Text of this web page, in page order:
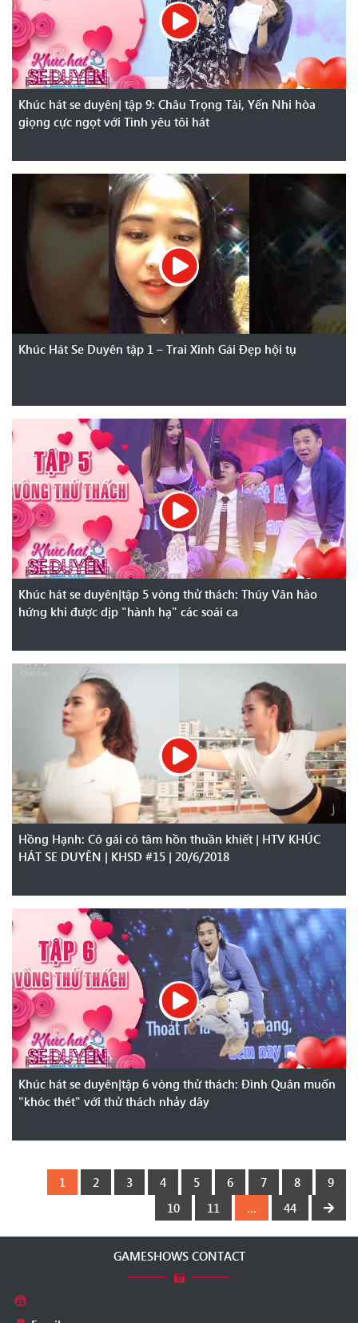
Khúc hát se duyên| tập 9: Châu Trọng Tài, Yến Nhi hòa
giọng cực ngọt với Tình yêu tôi hát
Khúc Hát Se Duyên tập 1 – Trai Xinh Gái Đẹp hội tụ
Khúc hát se duyên|tập 5 vòng thử thách: Thúy Vân hào
hứng khi được dịp "hành hạ" các soái ca
Hồng Hạnh: Cô gái có tâm hồn thuần khiết | HTV KHÚC
HÁT SE DUYÊN | KHSD #15 | 20/6/2018
Khúc hát se duyên|tập 6 vòng thử thách: Đình Quân muốn
"khóc thét" với thử thách nhảy dây
1 2 3 4 5 6 7 8
9
10
11 … 44
GAMESHOWS CONTACT